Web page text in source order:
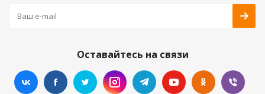
Оставайтесь на связи